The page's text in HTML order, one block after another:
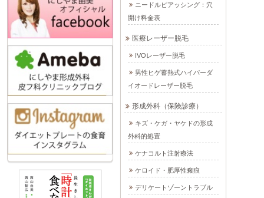
ニードルピアッシング：穴
開け料金表
医療レーザー脱毛
IVOレーザー脱毛
男性ヒゲ蓄熱式ハイパーダ
イオードレーザー脱毛
形成外科（保険診療）
キズ・ケガ・ヤケドの形成
外科的処置
ケナコルト注射療法
ケロイド・肥厚性瘢痕
デリケートゾーントラブル